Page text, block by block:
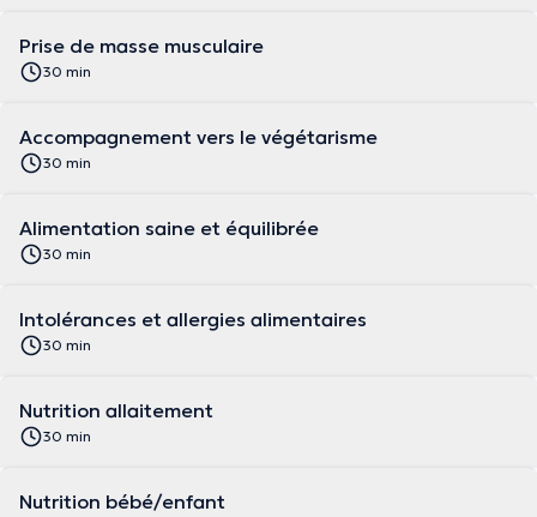
Prise de masse musculaire
30 min
Accompagnement vers le végétarisme
30 min
Alimentation saine et équilibrée
30 min
Intolérances et allergies alimentaires
30 min
Nutrition allaitement
30 min
Nutrition bébé/enfant